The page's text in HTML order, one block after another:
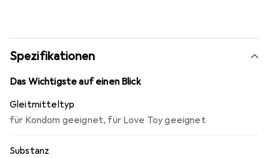
Spezifikationen
Das Wichtigste auf einen Blick
Gleitmitteltyp
für Kondom geeignet, für Love Toy geeignet
Substanz